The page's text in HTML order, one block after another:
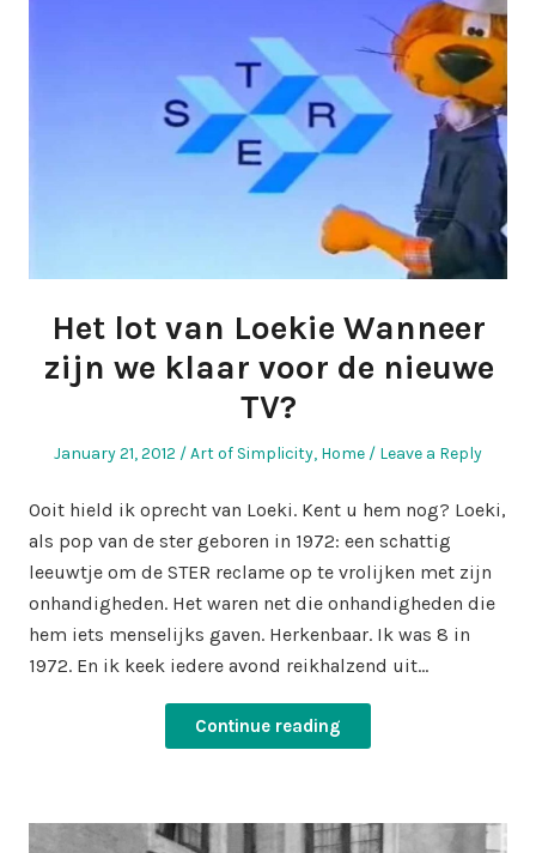
Het lot van Loekie Wanneer
zijn we klaar voor de nieuwe
TV?
Posted
January 21, 2012
Posted
Art of Simplicity, Home Leave a Reply
Ooit hield ik oprecht van Loeki. Kent u hem nog? Loeki,
als pop van de ster geboren in 1972: een schattig
leeuwtje om de STER reclame op te vrolijken met zijn
onhandigheden. Het waren net die onhandigheden die
hem iets menselijks gaven. Herkenbaar. Ik was 8 in
1972. En ik keek iedere avond reikhalzend uit…
Continue reading